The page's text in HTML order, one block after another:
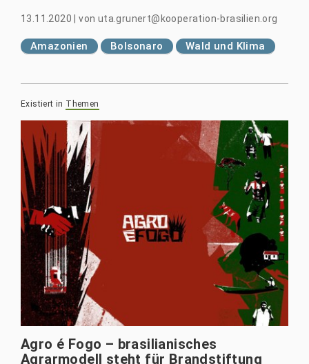
13.11.2020 |von uta.grunert@kooperation-brasilien.org
Amazonien Bolsonaro Wald und Klima
Existiert in Themen
Agro é Fogo – brasilianisches
Agrarmodell steht für Brandstiftung